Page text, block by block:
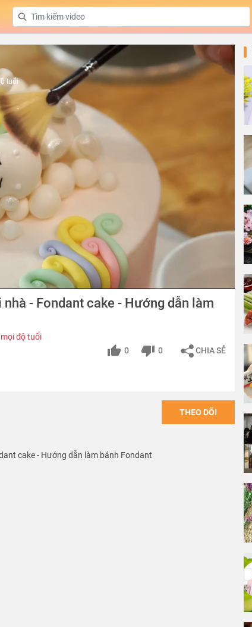
tuổi
- Fondant cake - Hướng dẫn làm
độ tuổi
0 0 CHIA SẺ
THEO DÕI
cake - Hướng dẫn làm bánh Fondant